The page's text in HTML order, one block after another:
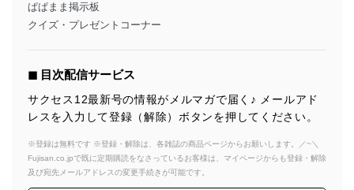
ぱぱまま掲示板
クイズ・プレゼントコーナー
◼︎ 目次配信サービス
サクセス12最新号の情報がメルマガで届く♪ メールアド
レスを入力して登録（解除）ボタンを押してください。
※登録は無料です ※登録・解除は、各雑誌の商品ページからお願いします。／~＼
Fujisan.co.jpで既に定期購読をなさっているお客様は、マイページからも登録・解除
及び宛先メールアドレスの変更手続きが可能です。